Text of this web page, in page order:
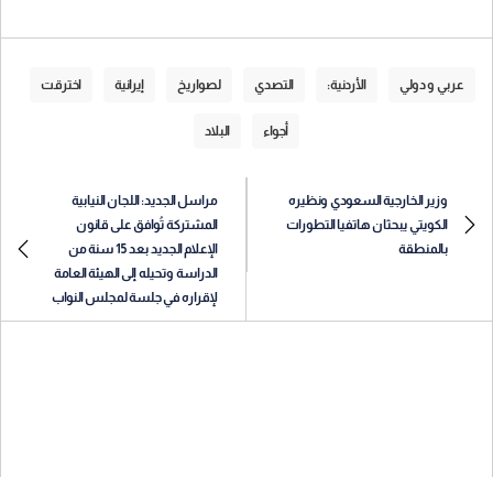
عربي و دولي الأردنية: التصدي لصواريخ إيرانية اخترقت
أجواء البلاد
وزير الخارجية السعودي ونظيره
الكويتي يبحثان هاتفيا التطورات
بالمنطقة
مراسل الجديد: اللجان النيابية
المشتركة تُوافق على قانون
الإعلام الجديد بعد 15 سنة من
الدراسة وتحيله إلى الهيئة العامة
لإقراره في جلسة لمجلس النواب